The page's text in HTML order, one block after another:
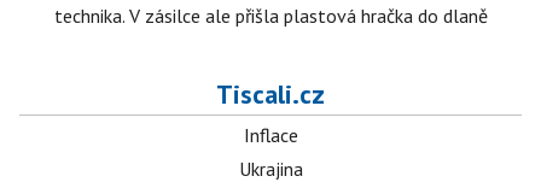
technika. V zásilce ale přišla plastová hračka do dlaně
Tiscali.cz
Inflace
Ukrajina